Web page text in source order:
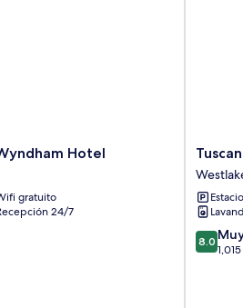
Hotel
gratuito
24/7
Tuscan
Garden
Inn
8.0
de
8.0